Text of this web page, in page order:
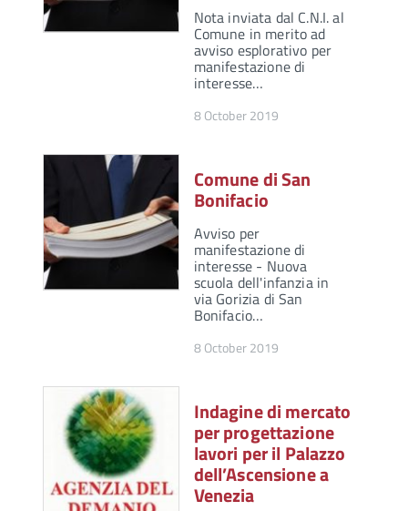
Nota inviata dal C.N.I. al
Comune in merito ad
avviso esplorativo per
manifestazione di
interesse…
8 October 2019
Comune di San
Bonifacio
Avviso per
manifestazione di
interesse - Nuova
scuola dell'infanzia in
via Gorizia di San
Bonifacio…
8 October 2019
Indagine di mercato
per progettazione
lavori per il Palazzo
dell’Ascensione a
Venezia